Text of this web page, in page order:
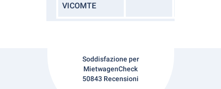
VICOMTE
Soddisfazione per
MietwagenCheck
50843 Recensioni